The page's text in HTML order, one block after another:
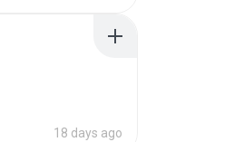
18 days ago